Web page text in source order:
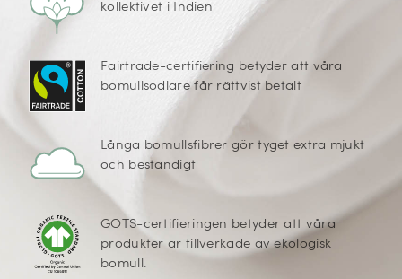
kollektivet i Indien
Fairtrade-certifiering betyder att våra
bomullsodlare får rättvist betalt
Långa bomullsfibrer gör tyget extra mjukt
och beständigt
GOTS-certifieringen betyder att våra
produkter är tillverkade av ekologisk
bomull.